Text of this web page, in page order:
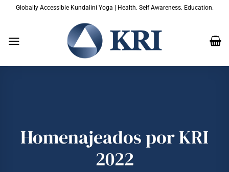
SaltarGlobally Accessible Kundalini Yoga | Health. Self Awareness. Education.
Homenajeados por KRI
2022